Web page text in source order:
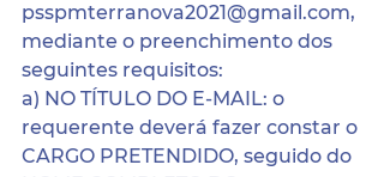
psspmterranova2021@gmail.com,
mediante o preenchimento dos
seguintes requisitos:
a) NO TÍTULO DO E-MAIL: o
requerente deverá fazer constar o
CARGO PRETENDIDO, seguido do